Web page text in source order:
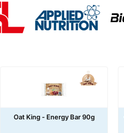
Oat King - Energy Bar 90g